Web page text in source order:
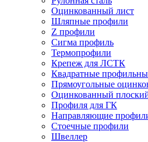
Оцинкованный лист
Шляпные профили
Z профили
Сигма профиль
Термопрофили
Крепеж для ЛСТК
Квадратные
Прямоугольные
Оцинкованный
Профиля для ГК
Направляющие
Стоечные профили
Швеллер